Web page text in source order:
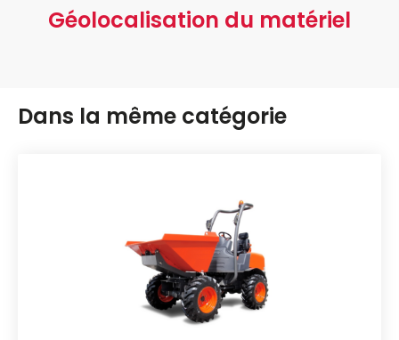
Géolocalisation du matériel
Dans la même catégorie